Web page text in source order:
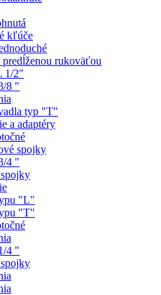
kľúče
predĺženou rukoväťou
1/2"
8 "
typ "T"
a adaptéry
spojky
4 "
"L"
"T"
4 "